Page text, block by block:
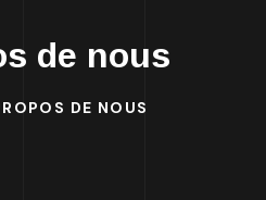
de nous
DE NOUS